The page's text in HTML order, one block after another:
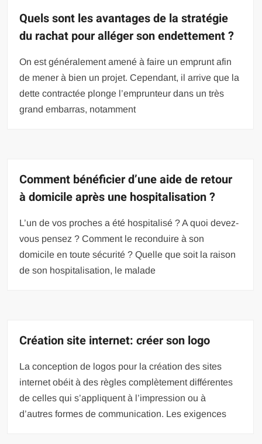
Quels sont les avantages de la stratégie
du rachat pour alléger son endettement ?
On est généralement amené à faire un emprunt afin
de mener à bien un projet. Cependant, il arrive que la
dette contractée plonge l’emprunteur dans un très
grand embarras, notamment
Comment bénéficier d’une aide de retour
à domicile après une hospitalisation ?
L’un de vos proches a été hospitalisé ? A quoi devez-
vous pensez ? Comment le reconduire à son
domicile en toute sécurité ? Quelle que soit la raison
de son hospitalisation, le malade
Création site internet: créer son logo
La conception de logos pour la création des sites
internet obéit à des règles complètement différentes
de celles qui s’appliquent à l’impression ou à
d’autres formes de communication. Les exigences